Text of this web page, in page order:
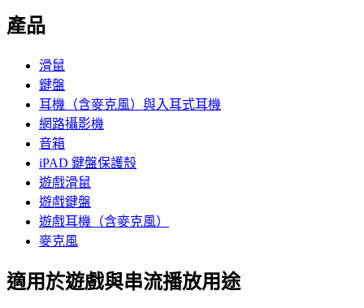
產品
滑鼠
鍵盤
耳機（含麥克風）與入耳式耳機
網路攝影機
音箱
iPAD 鍵盤保護殼
遊戲滑鼠
遊戲鍵盤
遊戲耳機（含麥克風）
麥克風
適用於遊戲與串流播放用途